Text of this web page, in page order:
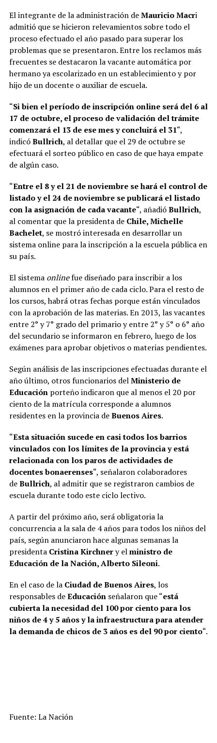
El integrante de la administración deMauricio Macri
admitió que se hicieron relevamientos sobre todo el
proceso efectuado el año pasado para superar los
problemas que se presentaron. Entre los reclamos más
frecuentes se destacaron la vacante automática por
hermano ya escolarizado en un establecimiento y por
hijo de un docente o auxiliar de escuela.
“Si bien el período de inscripción online será del 6 al
17 de octubre, el proceso de validación del trámite
comenzará el 13 de ese mes y concluirá el 31“,
indicóBullrich, al detallar que el 29 de octubre se
efectuará el sorteo público en caso de que haya empate
de algún caso.
“Entre el 8 y el 21 de noviembre se hará el control de
listado y el 24 de noviembre se publicará el listado
con la asignación de cada vacante“, añadióBullrich,
al comentar que la presidenta de Chile, Michelle
Bachelet, se mostró interesada en desarrollar un
sistema online para la inscripción a la escuela pública en
su país.
El sistema onlinefue diseñado para inscribir a los
alumnos en el primer año de cada ciclo. Para el resto de
los cursos, habrá otras fechas porque están vinculados
con la aprobación de las materias. En 2013, las vacantes
entre 2° y 7° grado del primario y entre 2° y 5° o 6° año
del secundario se informaron en febrero, luego de los
exámenes para aprobar objetivos o materias pendientes.
Según análisis de las inscripciones efectuadas durante el
año último, otros funcionarios delMinisterio de
Educaciónporteño indicaron que al menos el 20 por
ciento de la matrícula corresponde a alumnos
residentes en la provincia deBuenos Aires.
“Esta situación sucede en casi todos los barrios
vinculados con los límites de la provincia y está
relacionada con los paros de actividades de
docentes bonaerenses“, señalaron colaboradores
deBullrich, al admitir que se registraron cambios de
escuela durante todo este ciclo lectivo.
A partir del próximo año, será obligatoria la
concurrencia a la sala de 4 años para todos los niños del
país, según anunciaron hace algunas semanas la
presidenta Cristina Kirchnery elministro de
Educación de la Nación, Alberto Sileoni.
En el caso de la Ciudad de Buenos Aires, los
responsables deEducaciónseñalaron que “está
cubierta la necesidad del 100 por ciento para los
niños de 4 y 5 años y la infraestructura para atender
la demanda de chicos de 3 años es del 90 por ciento“.
Fuente: La Nación